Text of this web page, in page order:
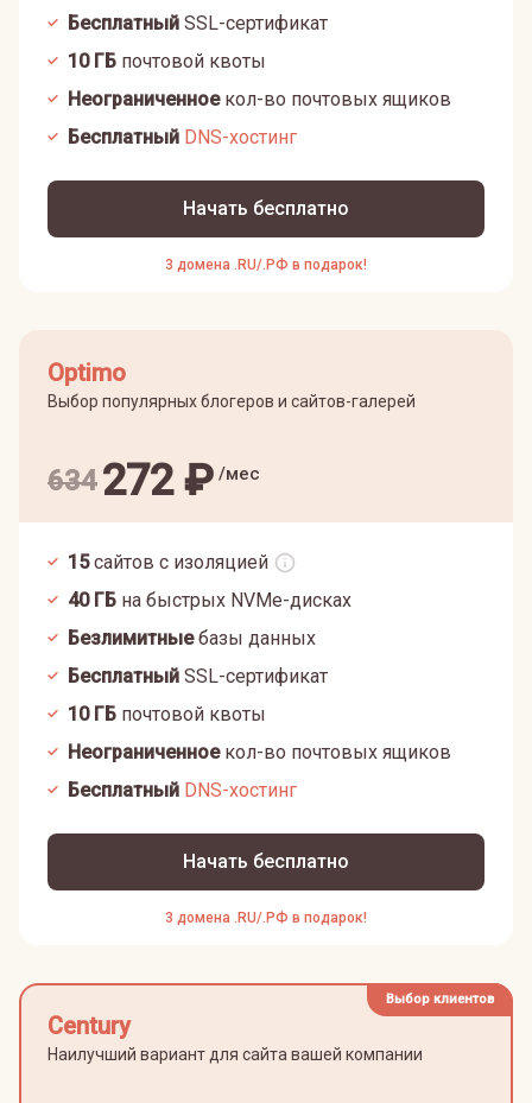
Бесплатный SSL-сертификат
10ГБ почтовой квоты
Неограниченноекол-во почтовых ящиков
Бесплатный DNS-хостинг
Начать бесплатно
3 домена .RU/.РФ в подарок!
Optimo
Выбор популярных блогеров и сайтов-галерей
634272₽ /мес
15 сайтов с изоляцией
40ГБ на быстрых NVMe-дисках
Безлимитныебазы данных
Бесплатный SSL-сертификат
10ГБ почтовой квоты
Неограниченноекол-во почтовых ящиков
Бесплатный DNS-хостинг
Начать бесплатно
3 домена .RU/.РФ в подарок!
Выбор клиентов
Century
Наилучший вариант для сайта вашей компании